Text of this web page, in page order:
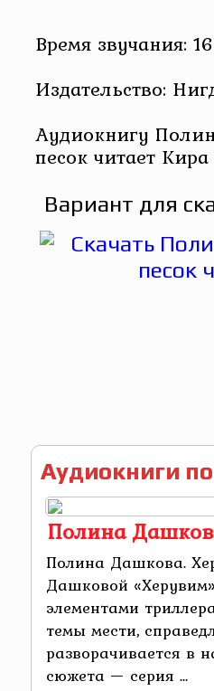
Время звучания:
Издательство:
Аудиокнигу
песок читает
Вариант для
Аудиокниги
Полина
Полина Дашкова.
Дашковой
элементами
темы мести,
разворачивается в
сюжета — серия ...